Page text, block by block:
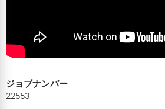
ジョブナンバー
22553